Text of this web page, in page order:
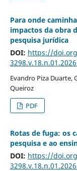
Para onde
impactos da obra
pesquisa jurídica
DOI: https://
Evandro Piza Duarte,
Queiroz
PDF
Rotas de fuga: os
pesquisa e ao
DOI: https://